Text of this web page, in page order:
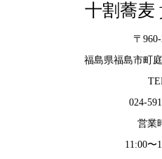
十割蕎麦
〒
福島県福島市町
024-
営業
11:00〜